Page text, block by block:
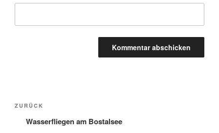
Beitragsnavigation
Vorheriger
Beitrag
ZURÜCK
Wasserfliegen am Bostalsee